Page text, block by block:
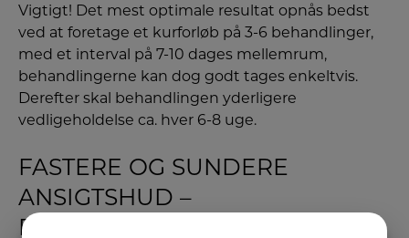
​Vigtigt! Det mest optimale resultat opnås bedst
ved at foretage et kurforløb på 3-6 behandlinger,
med et interval på 7-10 dages mellemrum,
behandlingerne kan dog godt tages enkeltvis.
Derefter skal behandlingen yderligere
vedligeholdelse ca. hver 6-8 uge.
FASTERE OG SUNDERE
ANSIGTSHUD –
DIAMANTSLIBNING AF HUD